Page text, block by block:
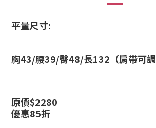
平量尺寸:
胸43/腰39/臀48/長132（肩帶可調
原價$2280
優惠85折